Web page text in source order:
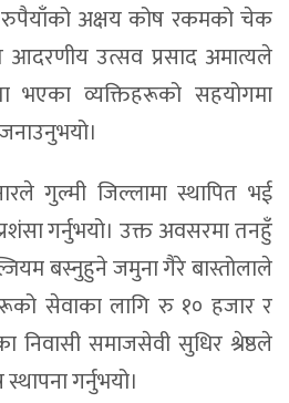
अक्षय कोष रकमको चेक
आदरणीय उत्सव प्रसाद अमात्यले
भएका व्यक्तिहरूको सहयोगमा
गुल्मी जिल्लामा स्थापित भई
गर्नुभयो। उक्त अवसरमा तनहुँ
बस्नुहुने जमुना गैरे बास्तोलाले
सेवाका लागि रु १० हजार र
निवासी समाजसेवी सुधिर श्रेष्ठले
गर्नुभयो।